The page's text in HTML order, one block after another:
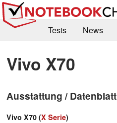
Tests News
Kaufberatung
Deals
Forum
Vivo X70
Ausstattung / Datenblatt
Vivo X70 (X Serie)